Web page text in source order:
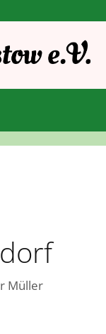
Müller